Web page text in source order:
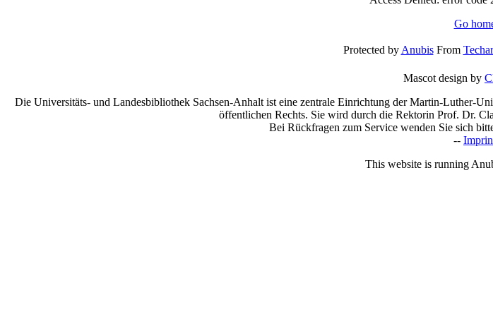
Go
Protected byAnubisFrom
Mascot design by
Die Universitäts- und Landesbibliothek Sachsen-Anhalt ist eine zentrale Einrichtung der Martin-Luther-
öffentlichen Rechts. Sie wird durch die Rektorin Prof. Dr.
Bei Rückfragen zum Service wenden Sie sich
--
This website is running